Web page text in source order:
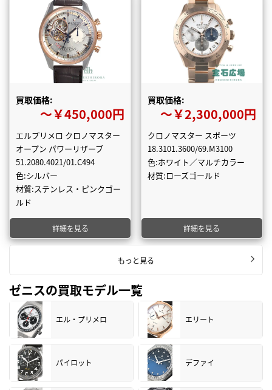
買取価格:
〜￥450,000円
エルプリメロ クロノマスター
オープン パワーリザーブ
51.2080.4021/01.C494
色:シルバー
材質:ステンレス・ピンクゴー
ルド
詳細を見る
買取価格:
〜￥2,300,000円
クロノマスター スポーツ
18.3101.3600/69.M3100
色:ホワイト／マルチカラー
材質:ローズゴールド
詳細を見る
もっと見る
ゼニスの買取モデル一覧
エル・プリメロ エリート
パイロット デファイ